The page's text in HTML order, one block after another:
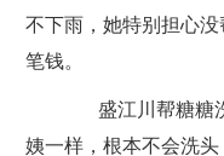
不下雨，她特别担心
笔钱。
盛江川帮糖糖
姨一样，根本不会洗